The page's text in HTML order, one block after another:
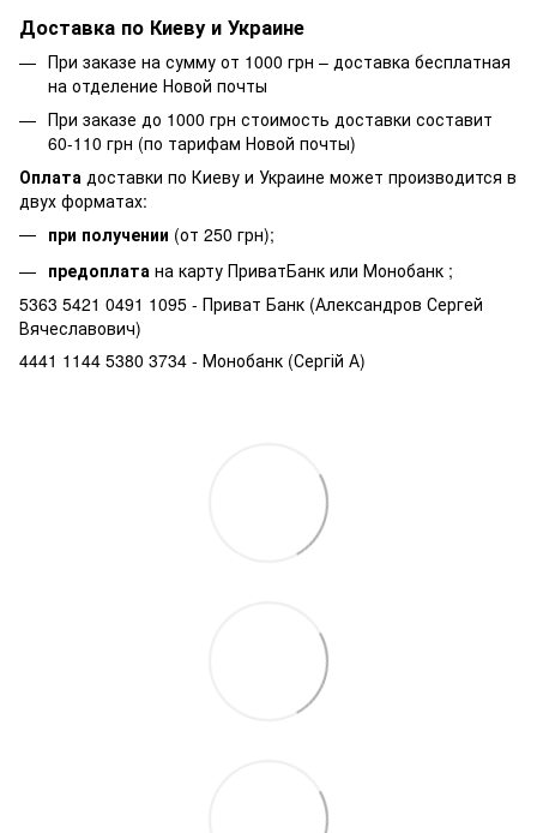
Доставка по Киеву и Украине
При заказе на сумму от 1000 грн – доставка бесплатная
на отделение Новой почты
При заказе до 1000 грн стоимость доставки составит
60-110 грн (по тарифам Новой почты)
Оплата доставки по Киеву и Украине может производится в
двух форматах:
при получении (от 250 грн);
предоплата на карту ПриватБанк или Монобанк ;
5363 5421 0491 1095 - Приват Банк (Александров Сергей
Вячеславович)
4441 1144 5380 3734 - Монобанк (Сергій А)